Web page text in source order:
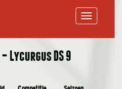
Lycurgus DS 9